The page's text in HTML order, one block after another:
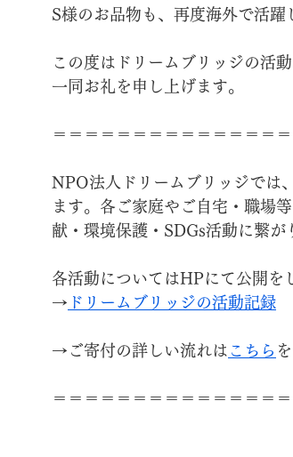
S様のお品物も、再度海外で活躍
この度はドリームブリッジの活
一同お礼を申し上げます。
＝＝＝＝＝＝＝＝＝＝＝＝＝＝
NPO法人ドリームブリッジでは
ます。各ご家庭やご自宅・職場
献・環境保護・SDGs活動に繋が
各活動についてはHPにて公開を
→ ドリームブリッジの活動記録
→ご寄付の詳しい流れは こちら
＝＝＝＝＝＝＝＝＝＝＝＝＝＝